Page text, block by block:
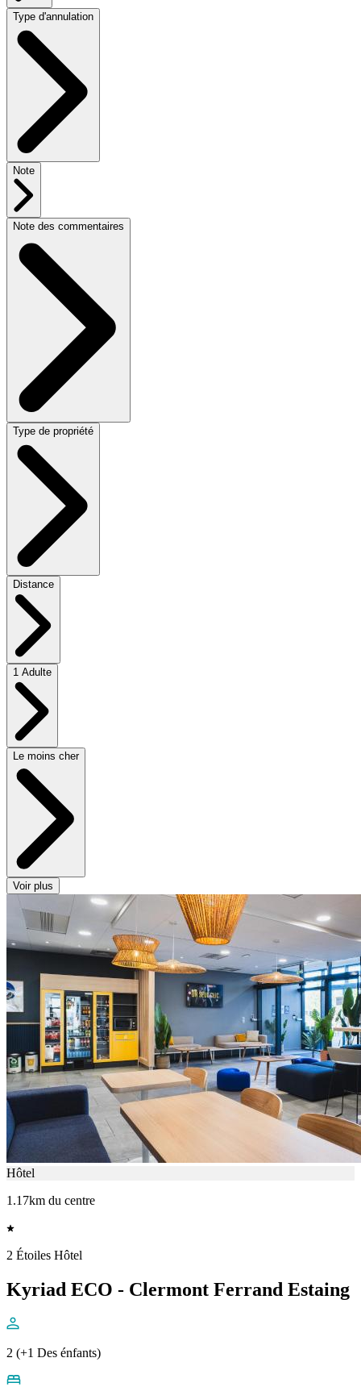
Type d'annulation
Note
Note des commentaires
Type de propriété
Distance
1 Adulte
Le moins cher
Voir plus
Hôtel
1.17km du centre
2 Étoiles Hôtel
Kyriad ECO - Clermont Ferrand Estaing
2 (+1 Des énfants)